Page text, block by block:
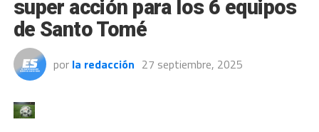
super acción para los 6 equipos
de Santo Tomé
por la redacción 27 septiembre, 2025